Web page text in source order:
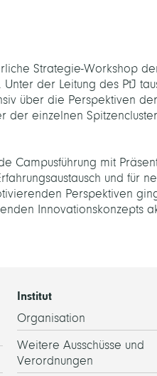
Strategie-Workshop
Unter der Leitung des PtJ
über die Perspektiven
der einzelnen
Campusführung mit
und für
Perspektiven
Innovationskonzepts
Institut
Organisation
Weitere Ausschüsse und
Verordnungen